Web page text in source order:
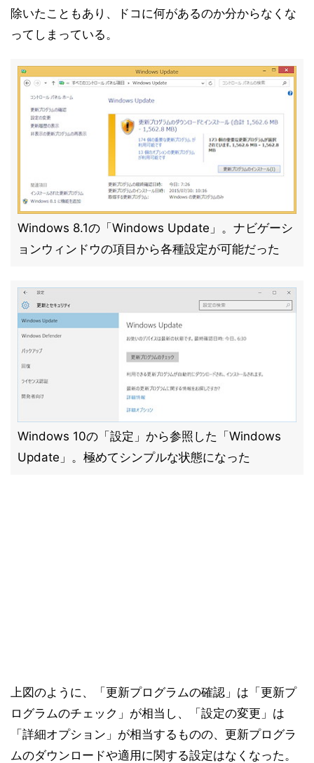
除いたこともあり、ドコに何があるのか分からなくな
ってしまっている。
Windows 8.1の「Windows Update」。ナビゲーシ
ョンウィンドウの項目から各種設定が可能だった
Windows 10の「設定」から参照した「Windows
Update」。極めてシンプルな状態になった
上図のように、「更新プログラムの確認」は「更新プ
ログラムのチェック」が相当し、「設定の変更」は
「詳細オプション」が相当するものの、更新プログラ
ムのダウンロードや適用に関する設定はなくなった。